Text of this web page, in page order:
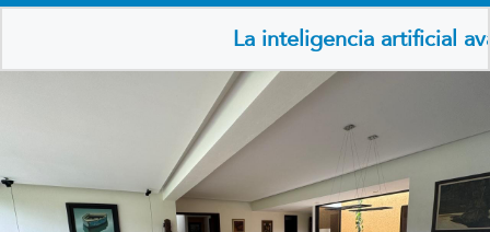
La inteligencia artificial